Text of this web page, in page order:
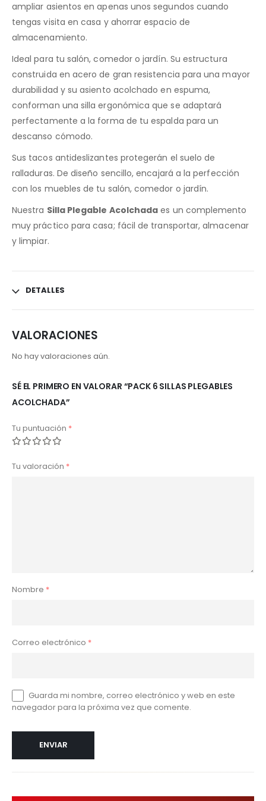
ampliar asientos en apenas unos segundos cuando
tengas visita en casa y ahorrar espacio de
almacenamiento.
Ideal para tu salón, comedor o jardín. Su estructura
construida en acero de gran resistencia para una mayor
durabilidad y su asiento acolchado en espuma,
conforman una silla ergonómica que se adaptará
perfectamente a la forma de tu espalda para un
descanso cómodo.
Sus tacos antideslizantes protegerán el suelo de
ralladuras. De diseño sencillo, encajará a la perfección
con los muebles de tu salón, comedor o jardín.
Nuestra Silla Plegable Acolchada es un complemento
muy práctico para casa; fácil de transportar, almacenar
y limpiar.
DETALLES
VALORACIONES
No hay valoraciones aún.
SÉ EL PRIMERO EN VALORAR “PACK 6 SILLAS PLEGABLES
ACOLCHADA”
Tu puntuación *
Tu valoración *
Nombre *
Correo electrónico *
Guarda mi nombre, correo electrónico y web en este
navegador para la próxima vez que comente.